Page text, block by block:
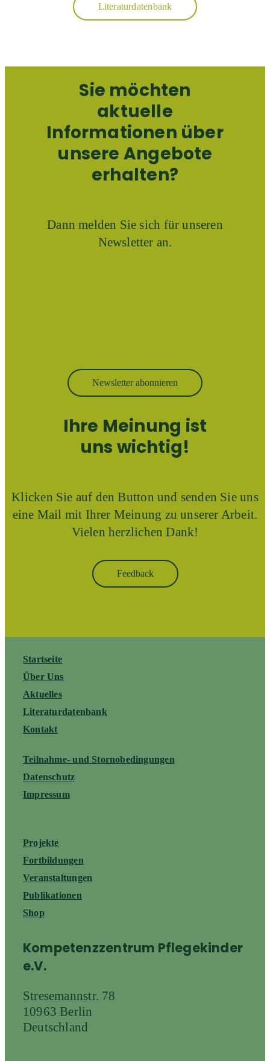
Literaturdatenbank
Sie möchten
aktuelle
Informationen über
unsere Angebote
erhalten?
Dann melden Sie sich für unseren
Newsletter an.
Newsletter abonnieren
Ihre Meinung ist
uns wichtig!
Klicken Sie auf den Button und senden Sie uns
eine Mail mit Ihrer Meinung zu unserer Arbeit.
Vielen herzlichen Dank!
Feedback
Startseite
Über Uns
Aktuelles
Literaturdatenbank
Kontakt
Teilnahme- und Stornobedingungen
Datenschutz
Impressum
Projekte
Fortbildungen
Veranstaltungen
Publikationen
Shop
Kompetenzzentrum Pflegekinder
e.V.
Stresemannstr. 78
10963 Berlin
Deutschland